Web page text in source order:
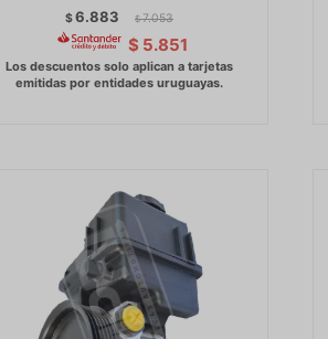
$6.883 $ 7.053
$ 5.851